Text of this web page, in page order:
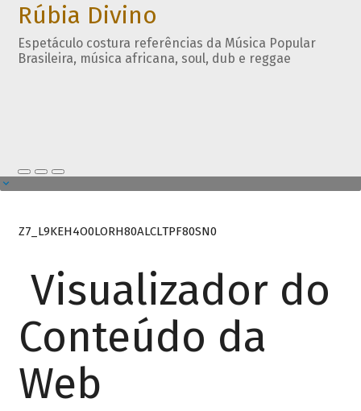
Rúbia Divino
Espetáculo costura referências da Música Popular
Brasileira, música africana, soul, dub e reggae
Z7_L9KEH4O0LORH80ALCLTPF80SN0
Visualizador do
Conteúdo da
Web